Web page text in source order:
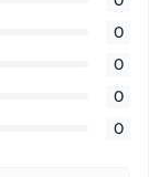
0
0
0
0